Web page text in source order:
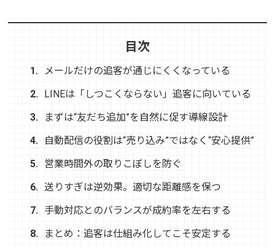
目次
1.
メールだけの追客が通じにくくなっている
2.
LINEは「しつこくならない」追客に向いている
3.
まずは“友だち追加”を自然に促す導線設計
4.
自動配信の役割は“売り込み”ではなく“安心提供”
5.
営業時間外の取りこぼしを防ぐ
6. 送りすぎは逆効果。適切な距離感を保つ
7. 手動対応とのバランスが成約率を左右する
8.
まとめ：追客は仕組み化してこそ安定する